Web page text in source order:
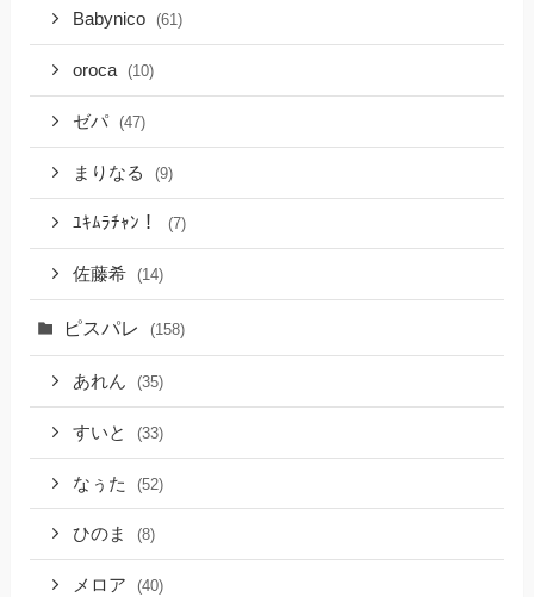
Babynico (61)
oroca (10)
ゼパ (47)
まりなる (9)
ﾕｷﾑﾗﾁｬﾝ！ (7)
佐藤希 (14)
ピスパレ (158)
あれん (35)
すいと (33)
なぅた (52)
ひのま (8)
メロア (40)